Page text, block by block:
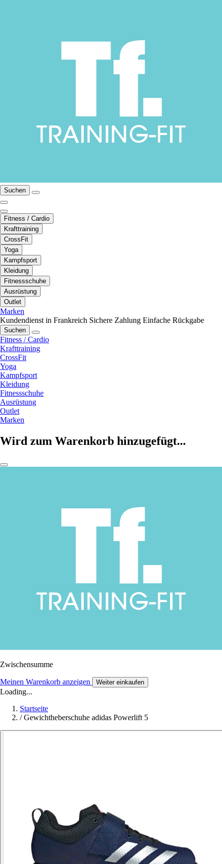
Suchen
Fitness / Cardio
Krafttraining
CrossFit
Yoga
Kampfsport
Kleidung
Fitnessschuhe
Ausrüstung
Outlet
Marken
Kundendienst in Frankreich Sichere Zahlung Einfache Rückgabe
Suchen
Fitness / Cardio
Krafttraining
CrossFit
Yoga
Kampfsport
Kleidung
Fitnessschuhe
Ausrüstung
Outlet
Marken
Wird zum Warenkorb hinzugefügt...
Zwischensumme
Meinen Warenkorb anzeigen Weiter einkaufen
Loading...
Startseite
/ Gewichtheberschuhe adidas Powerlift 5